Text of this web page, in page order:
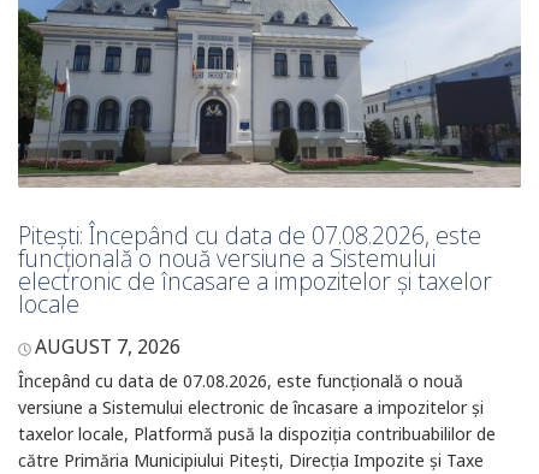
Pitești: Începând cu data de 07.08.2026, este
funcțională o nouă versiune a Sistemului
electronic de încasare a impozitelor și taxelor
locale
AUGUST 7, 2026
Începând cu data de 07.08.2026, este funcțională o nouă
versiune a Sistemului electronic de încasare a impozitelor și
taxelor locale, Platformă pusă la dispoziția contribuabililor de
către Primăria Municipiului Pitești, Direcția Impozite și Taxe